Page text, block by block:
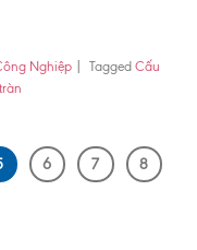
Nghiệp Tagged Cấu
6 7 8